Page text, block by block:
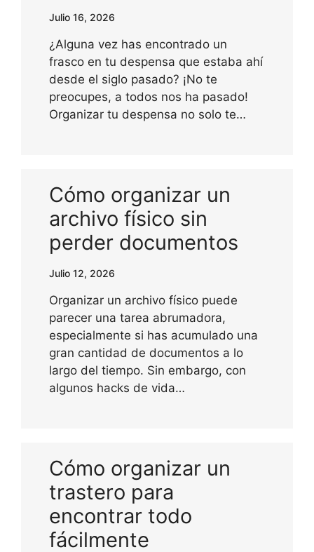
Julio 16, 2026
¿Alguna vez has encontrado un
frasco en tu despensa que estaba ahí
desde el siglo pasado? ¡No te
preocupes, a todos nos ha pasado!
Organizar tu despensa no solo te…
Cómo organizar un
archivo físico sin
perder documentos
Julio 12, 2026
Organizar un archivo físico puede
parecer una tarea abrumadora,
especialmente si has acumulado una
gran cantidad de documentos a lo
largo del tiempo. Sin embargo, con
algunos hacks de vida…
Cómo organizar un
trastero para
encontrar todo
fácilmente